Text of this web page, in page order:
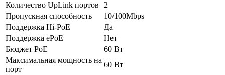
Количество UpLink портов
2
Пропускная способность
10/100Mbps
Поддержка Hi-PoE
Да
Поддержка ePoE
Нет
Бюджет PoE
60 Вт
Максимальная мощность на
порт
60 Вт